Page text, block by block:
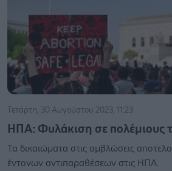
Τετάρτη, 30 Αυγούστου 2023, 11:23
HΠΑ: Φυλάκιση σε
Τα δικαιώματα στις αμβλώσεις
έντονων αντιπαραθέσεων στις ΗΠΑ.